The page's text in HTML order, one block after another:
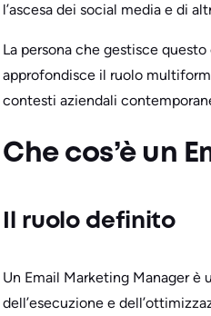
l’ascesa dei social media e di
La persona che gestisce
approfondisce il ruolo
contesti aziendali
Che cos’è un
Il ruolo definito
Un Email Marketing Manager
dell’esecuzione e